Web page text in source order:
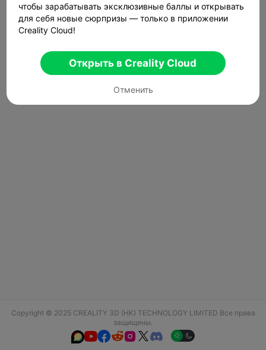
Copyright © 2025 CREALITY 3D (HK) TECHNOLOGY LIMITED Все права
защищены.
  
чтобы зарабатывать эксклюзивные баллы и открывать
для себя новые сюрпризы — только в приложении
Creality Cloud!
Открыть в Creality Cloud
Отменить